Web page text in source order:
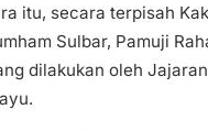
itu, secara terpisah
Sulbar, Pamuji
dilakukan oleh